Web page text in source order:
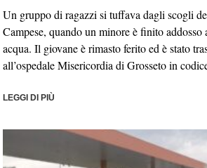
Un gruppo di ragazzi si tuffava dagli scogli
Campese, quando un minore è finito addosso
acqua. Il giovane è rimasto ferito ed è stato
all’ospedale Misericordia di Grosseto in
LEGGI DI PIÙ